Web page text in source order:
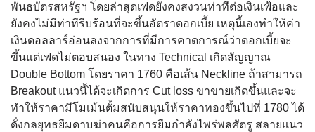
พันธบัตรสหรัฐฯ โดยล่าสุดเฟดยังคงสงวนท่าทีต่อเงินเฟ้อและ
ยังคงไม่มีท่าทีรีบร้อนที่จะขึ้นอัตราดอกเบี้ย เหตุนี้เองทำให้ค่า
เงินดอลลาร์อ่อนลงจากการที่มีการคาดการณ์ว่าดอกเบี้ยจะ
ขึ้นแต่เฟดไม่ตอบสนอง ในทาง Technical เกิดสัญญาณ
Double Bottom โดยราคา 1760 คือเส้น Neckline ถ้าสามารถ
Breakout แนวนี้ได้จะเกิดการ Cut loss ขาขายเกิดขึ้นและจะ
ทำให้ราคามีโมเม้นตั้มสนับสนุนให้ราคาทองขึ้นไปที่ 1780 ได้
ดั่งกลยุทธยืมดาบฆ่าคนคือการยืมกำลังไพร่พลศัตรู สลายแนว